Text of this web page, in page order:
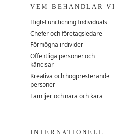
VEM BEHANDLAR VI
High-Functioning Individuals
Chefer och företagsledare
Förmögna individer
Offentliga personer och
kändisar
Kreativa och högpresterande
personer
Familjer och nära och kära
INTERNATIONELL